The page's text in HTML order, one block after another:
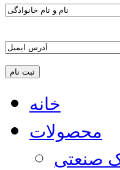
خانه
محصولات
صنعتی